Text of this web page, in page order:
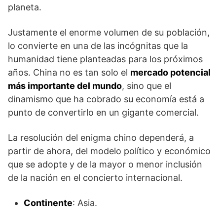
planeta.
Justamente el enorme volumen de su población,
lo convierte en una de las incógnitas que la
humanidad tiene planteadas para los próximos
años. China no es tan solo el mercado potencial
más importante del mundo, sino que el
dinamismo que ha cobrado su economía está a
punto de convertirlo en un gigante comercial.
La resolución del enigma chino dependerá, a
partir de ahora, del modelo político y económico
que se adopte y de la mayor o menor inclusión
de la nación en el concierto internacional.
Continente: Asia.